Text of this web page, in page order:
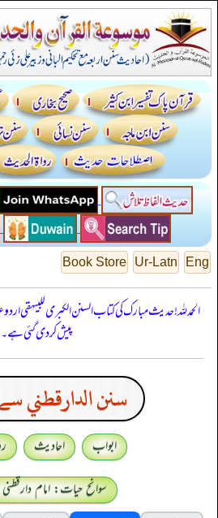
Eng
Ur-Latn
Book Store
الحمدللہ! حدیث مبارک کی کتاب السنن الكبرى للبيهقي
پیش کر دی گئی ہے۔
سنن الدارقطني
ابواب احادیث
سوانح حیات: امام دارقطنی